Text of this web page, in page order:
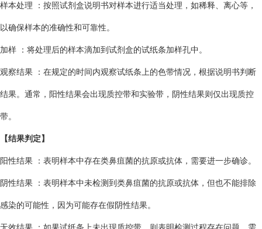
样本处理 ：按照试剂盒说明书对样本进行适当处理，如稀释、离心等，
以确保样本的准确性和可靠性。
加样 ：将处理后的样本滴加到试剂盒的试纸条加样孔中。
观察结果 ：在规定的时间内观察试纸条上的色带情况，根据说明书判断
结果。通常，阳性结果会出现质控带和实验带，阴性结果则仅出现质控
带。
【结果判定】
阳性结果 ：表明样本中存在类鼻疽菌的抗原或抗体，需要进一步确诊。
阴性结果 ：表明样本中未检测到类鼻疽菌的抗原或抗体，但也不能排除
感染的可能性，因为可能存在假阴性结果。